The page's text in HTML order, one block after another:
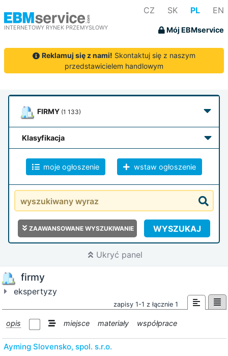
INTERNETOWY RYNEK PRZEMYSŁOWY
CZ SK PL EN
Mój EBMservice
Reklamuj się z nami! Skontaktuj się z naszym
przedstawicielem handlowym
FIRMY (1 133)
klasyfikacja
moje ogłoszenie wstaw ogłoszenie
ZAAWANSOWANE WYSZUKIWANIE WYSZUKAJ
Ukryć panel
firmy
ekspertyzy
zapisy 1-1 z łącznie 1
opis miejsce materiały współprace
Ayming Slovensko, spol. s.r.o.